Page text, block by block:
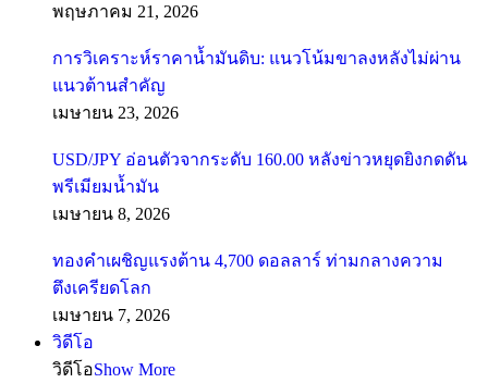
พฤษภาคม 21, 2026
การวิเคราะห์ราคาน้ำมันดิบ: แนวโน้มขาลงหลังไม่ผ่าน
แนวต้านสำคัญ
เมษายน 23, 2026
USD/JPY อ่อนตัวจากระดับ 160.00 หลังข่าวหยุดยิงกดดัน
พรีเมียมน้ำมัน
เมษายน 8, 2026
ทองคำเผชิญแรงต้าน 4,700 ดอลลาร์ ท่ามกลางความ
ตึงเครียดโลก
เมษายน 7, 2026
วิดีโอ
วิดีโอShow More